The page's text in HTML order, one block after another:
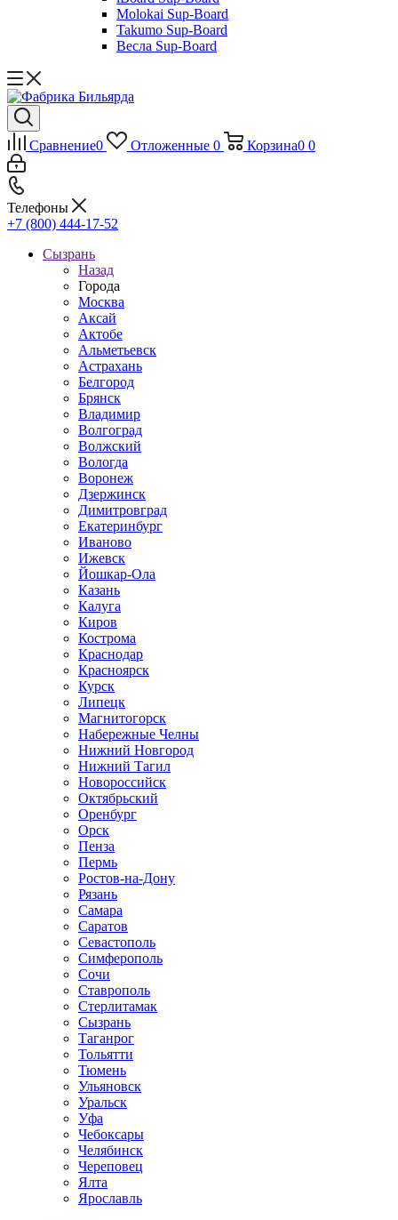
Molokai Sup-Board
Takumo Sup-Board
Весла Sup-Board
Сравнение0 Отложенные 0 Корзина0 0
Телефоны
+7 (800) 444-17-52
Сызрань
Назад
Города
Москва
Аксай
Актобе
Альметьевск
Астрахань
Белгород
Брянск
Владимир
Волгоград
Волжский
Вологда
Воронеж
Дзержинск
Димитровград
Екатеринбург
Иваново
Ижевск
Йошкар-Ола
Казань
Калуга
Киров
Кострома
Краснодар
Красноярск
Курск
Липецк
Магнитогорск
Набережные Челны
Нижний Новгород
Нижний Тагил
Новороссийск
Октябрьский
Оренбург
Орск
Пенза
Пермь
Ростов-на-Дону
Рязань
Самара
Саратов
Севастополь
Симферополь
Сочи
Ставрополь
Стерлитамак
Сызрань
Таганрог
Тольятти
Тюмень
Ульяновск
Уральск
Уфа
Чебоксары
Челябинск
Череповец
Ялта
Ярославль